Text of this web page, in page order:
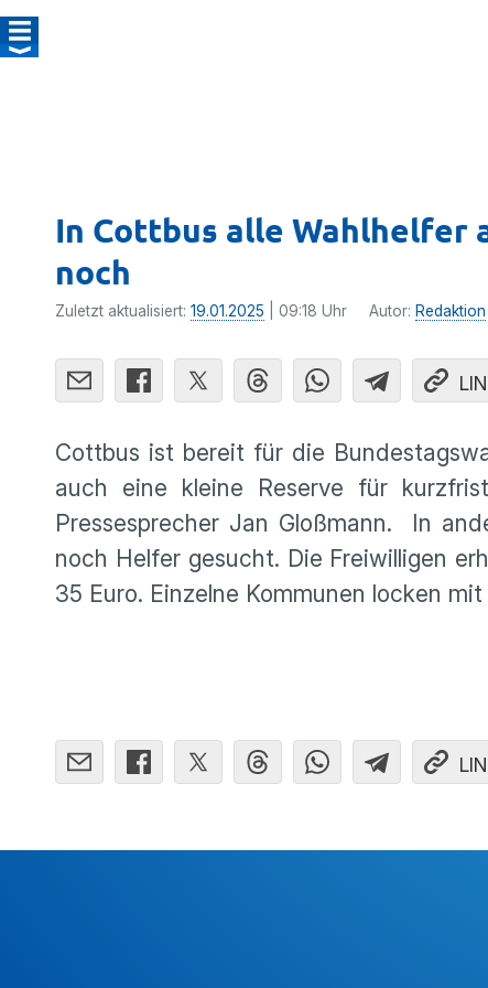
In Cottbus alle Wahlhelfer
noch
Zuletzt aktualisiert: 19.01.2025 | 09:18 Uhr Autor: Redaktion
Cottbus ist bereit für die
auch eine kleine Reserve für
Pressesprecher Jan Gloßmann. In
noch Helfer gesucht. Die Freiwilligen
35 Euro. Einzelne Kommunen locken